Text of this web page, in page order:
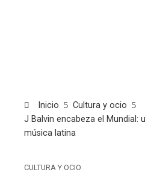
Inicio
Cultura y ocio
J Balvin encabeza el Mundial:
música latina
CULTURA Y OCIO